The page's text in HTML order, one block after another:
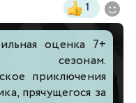
1
оценка 7+
приключения
прячущегося за